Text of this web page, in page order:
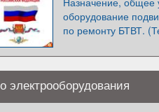
оборудование
по ремонту БТВТ.